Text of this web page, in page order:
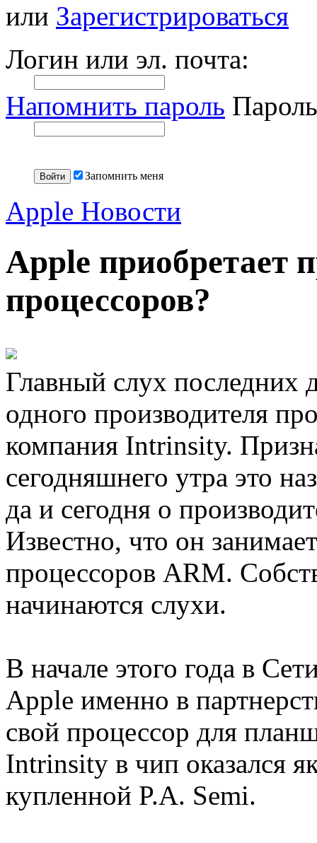
или Зарегистрироваться
Логин или эл. почта:
Напомнить пароль
Запомнить меня
Apple Новости
Apple приобретает
процессоров?
Главный слух последних
одного производителя
компания Intrinsity.
сегодняшнего утра это
да и сегодня о
Известно, что он
процессоров ARM.
начинаются слухи.
В начале этого года в
Apple именно в
свой процессор для
Intrinsity в чип оказался
купленной P.A. Semi.